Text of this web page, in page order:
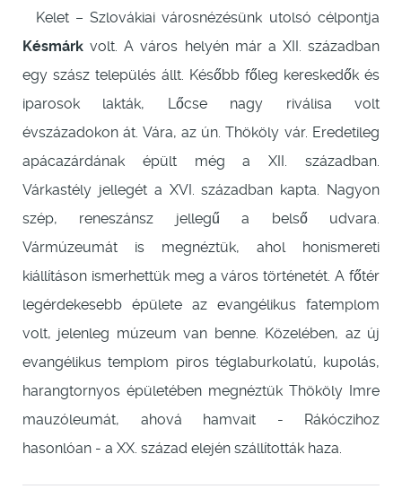
Kelet – Szlovákiai városnézésünk utolsó célpontja
Késmárk volt. A város helyén már a XII. században
egy szász település állt. Később főleg kereskedők és
iparosok lakták, Lőcse nagy riválisa volt
évszázadokon át. Vára, az ún. Thököly vár. Eredetileg
apácazárdának épült még a XII. században.
Várkastély jellegét a XVI. században kapta. Nagyon
szép, reneszánsz jellegű a belső udvara.
Vármúzeumát is megnéztük, ahol honismereti
kiállításon ismerhettük meg a város történetét. A főtér
legérdekesebb épülete az evangélikus fatemplom
volt, jelenleg múzeum van benne. Közelében, az új
evangélikus templom piros téglaburkolatú, kupolás,
harangtornyos épületében megnéztük Thököly Imre
mauzóleumát, ahová hamvait - Rákóczihoz
hasonlóan - a XX. század elején szállították haza.